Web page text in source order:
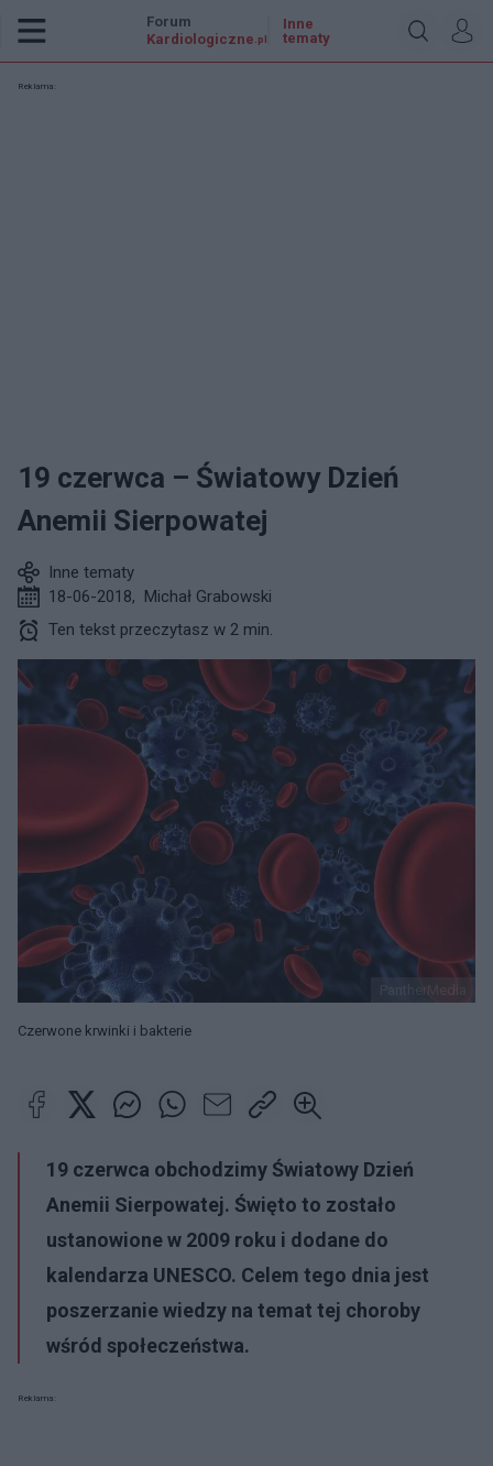
Forum
Kardiologiczne .pl
Inne
tematy
Reklama:
19 czerwca – Światowy Dzień
Anemii Sierpowatej
Inne tematy
18-06-2018, Michał Grabowski
Ten tekst przeczytasz w 2 min.
PantherMedia
Czerwone krwinki i bakterie
19 czerwca obchodzimy Światowy Dzień
Anemii Sierpowatej. Święto to zostało
ustanowione w 2009 roku i dodane do
kalendarza UNESCO. Celem tego dnia jest
poszerzanie wiedzy na temat tej choroby
wśród społeczeństwa.
Reklama: